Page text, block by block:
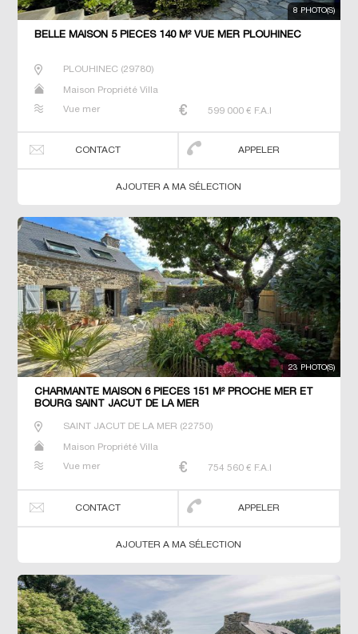
8 PHOTO(S)
BELLE MAISON 5 PIECES 140 M² VUE MER PLOUHINEC
PLOUHINEC(29780)
Maison Propriété Villa
Vue mer 599 000 € F.A.I
CONTACT APPELER
AJOUTER A MA SÉLECTION
23 PHOTO(S)
CHARMANTE MAISON 6 PIECES 151 M² PROCHE MER ET
BOURG SAINT JACUT DE LA MER
SAINT JACUT DE LA MER (22750)
Maison Propriété Villa
Vue mer 754 560 € F.A.I
CONTACT APPELER
AJOUTER A MA SÉLECTION